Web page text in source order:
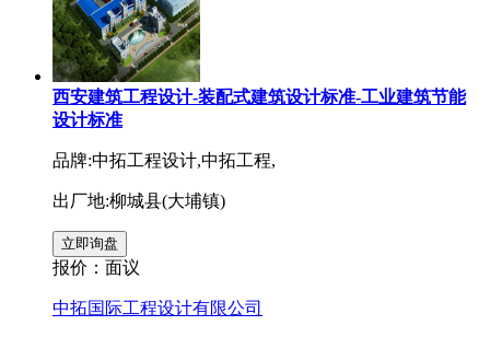
西安建筑工程设计-装配式建筑设计标准-工业建筑节能
设计标准
品牌:中拓工程设计,中拓工程,
出厂地:柳城县(大埔镇)
报价： 面议
中拓国际工程设计有限公司